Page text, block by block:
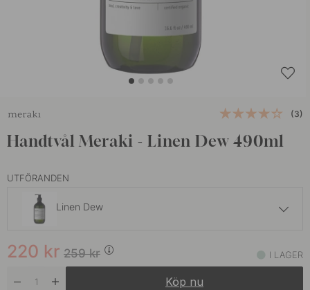
(3)
Handtvål Meraki - Linen Dew 490ml
UTFÖRANDEN
Linen Dew
Harvest Moon I lager
259kr
220 kr I LAGER
Köp nu